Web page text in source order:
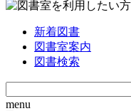
新着図書
図書室案内
図書検索
Search
for:
menu